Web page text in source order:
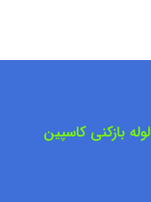
لوله بازکنی کاسپین